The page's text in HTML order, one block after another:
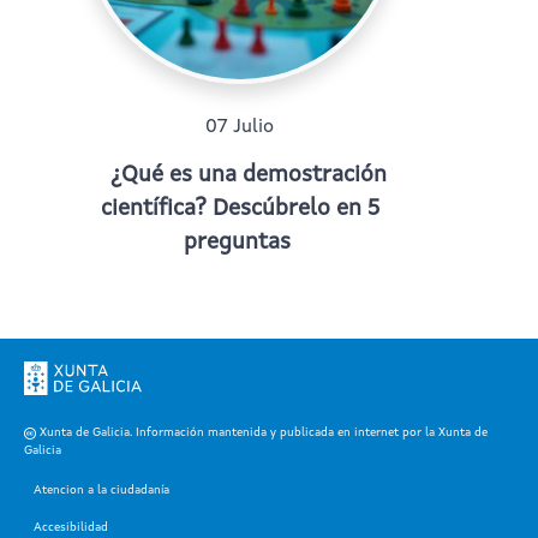
07 Julio
¿Qué es una demostración
científica? Descúbrelo en 5
preguntas
Xunta de Galicia. Información mantenida y publicada en internet por la Xunta de
Galicia
Atencion a la ciudadanía
Accesibilidad